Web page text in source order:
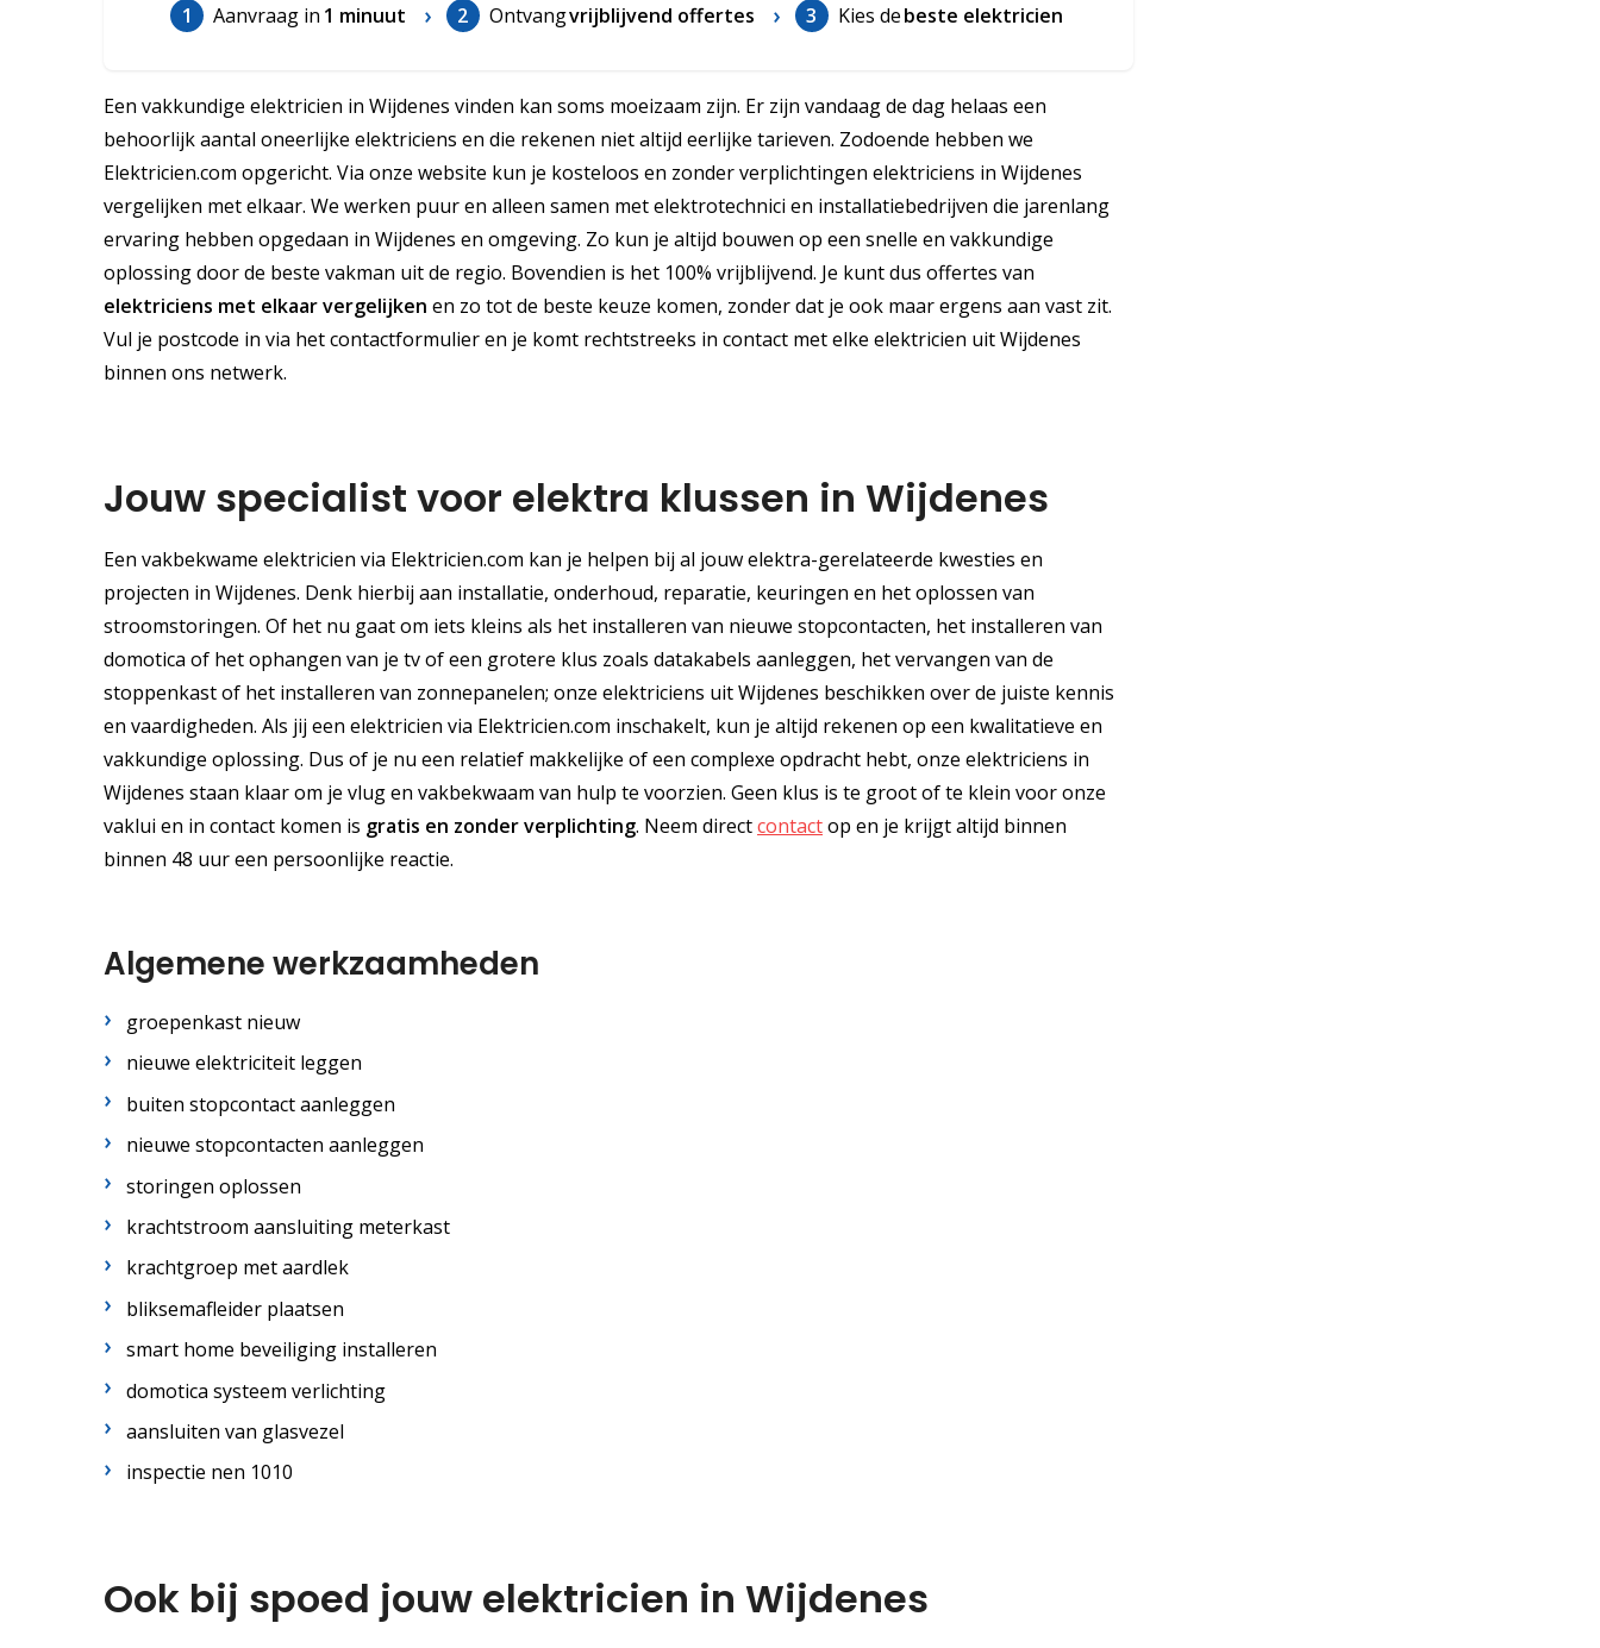
1 Aanvraag in 1 minuut 2 Ontvangvrijblijvend offertes 3 Kies debeste elektricien
Een vakkundige elektricien in Wijdenes vinden kan soms moeizaam zijn. Er zijn vandaag de dag helaas een
behoorlijk aantal oneerlijke elektriciens en die rekenen niet altijd eerlijke tarieven. Zodoende hebben we
Elektricien.com opgericht. Via onze website kun je kosteloos en zonder verplichtingen elektriciens in Wijdenes
vergelijken met elkaar. We werken puur en alleen samen met elektrotechnici en installatiebedrijven die jarenlang
ervaring hebben opgedaan in Wijdenes en omgeving. Zo kun je altijd bouwen op een snelle en vakkundige
oplossing door de beste vakman uit de regio. Bovendien is het 100% vrijblijvend. Je kunt dus offertes van
elektriciens met elkaar vergelijken en zo tot de beste keuze komen, zonder dat je ook maar ergens aan vast zit.
Vul je postcode in via het contactformulier en je komt rechtstreeks in contact met elke elektricien uit Wijdenes
binnen ons netwerk.
Jouw specialist voor elektra klussen in Wijdenes
Een vakbekwame elektricien via Elektricien.com kan je helpen bij al jouw elektra-gerelateerde kwesties en
projecten in Wijdenes. Denk hierbij aan installatie, onderhoud, reparatie, keuringen en het oplossen van
stroomstoringen. Of het nu gaat om iets kleins als het installeren van nieuwe stopcontacten, het installeren van
domotica of het ophangen van je tv of een grotere klus zoals datakabels aanleggen, het vervangen van de
stoppenkast of het installeren van zonnepanelen; onze elektriciens uit Wijdenes beschikken over de juiste kennis
en vaardigheden. Als jij een elektricien via Elektricien.com inschakelt, kun je altijd rekenen op een kwalitatieve en
vakkundige oplossing. Dus of je nu een relatief makkelijke of een complexe opdracht hebt, onze elektriciens in
Wijdenes staan klaar om je vlug en vakbekwaam van hulp te voorzien. Geen klus is te groot of te klein voor onze
vaklui en in contact komen is gratis en zonder verplichting. Neem directcontactop en je krijgt altijd binnen
binnen 48 uur een persoonlijke reactie.
Algemene werkzaamheden
groepenkast nieuw
nieuwe elektriciteit leggen
buiten stopcontact aanleggen
nieuwe stopcontacten aanleggen
storingen oplossen
krachtstroom aansluiting meterkast
krachtgroep met aardlek
bliksemafleider plaatsen
smart home beveiliging installeren
domotica systeem verlichting
aansluiten van glasvezel
inspectie nen 1010
Ook bij spoed jouw elektricien in Wijdenes